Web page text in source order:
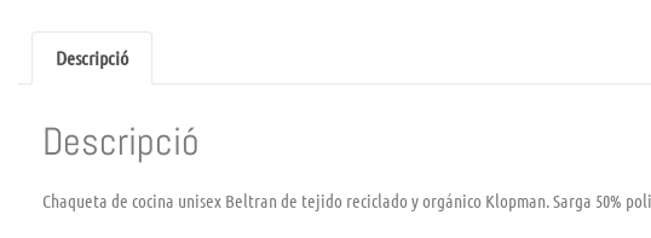
Descripció
Descripció
Chaqueta de cocina unisex Beltran de tejido reciclado y orgánico Klopman. Sarga 50%